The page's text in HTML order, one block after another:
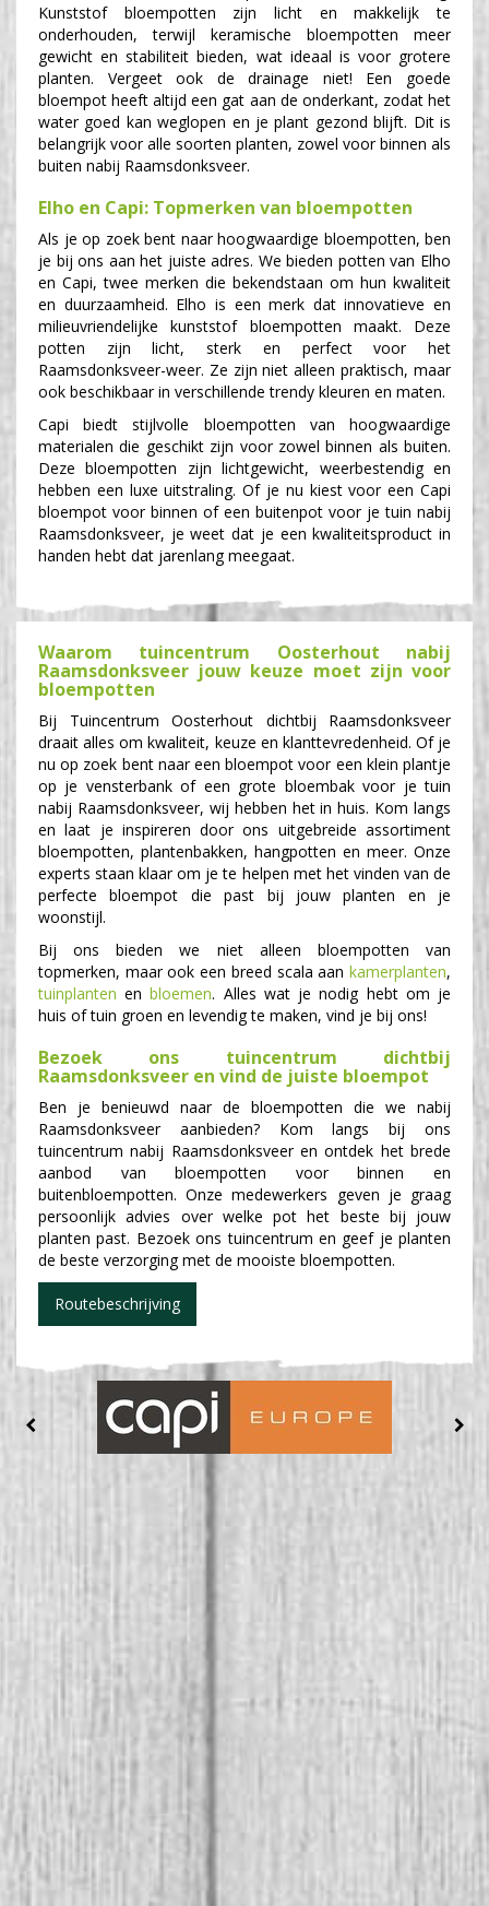
Kunststof bloempotten zijn licht en makkelijk te
onderhouden, terwijl keramische bloempotten meer
gewicht en stabiliteit bieden, wat ideaal is voor grotere
planten. Vergeet ook de drainage niet! Een goede
bloempot heeft altijd een gat aan de onderkant, zodat het
water goed kan weglopen en je plant gezond blijft. Dit is
belangrijk voor alle soorten planten, zowel voor binnen als
buiten nabij Raamsdonksveer.
Elho en Capi: Topmerken van bloempotten
Als je op zoek bent naar hoogwaardige bloempotten, ben
je bij ons aan het juiste adres. We bieden potten van Elho
en Capi, twee merken die bekendstaan om hun kwaliteit
en duurzaamheid. Elho is een merk dat innovatieve en
milieuvriendelijke kunststof bloempotten maakt. Deze
potten zijn licht, sterk en perfect voor het
Raamsdonksveer-weer. Ze zijn niet alleen praktisch, maar
ook beschikbaar in verschillende trendy kleuren en maten.
Capi biedt stijlvolle bloempotten van hoogwaardige
materialen die geschikt zijn voor zowel binnen als buiten.
Deze bloempotten zijn lichtgewicht, weerbestendig en
hebben een luxe uitstraling. Of je nu kiest voor een Capi
bloempot voor binnen of een buitenpot voor je tuin nabij
Raamsdonksveer, je weet dat je een kwaliteitsproduct in
handen hebt dat jarenlang meegaat.
Waarom tuincentrum Oosterhout nabij
Raamsdonksveer jouw keuze moet zijn voor
bloempotten
Bij Tuincentrum Oosterhout dichtbij Raamsdonksveer
draait alles om kwaliteit, keuze en klanttevredenheid. Of je
nu op zoek bent naar een bloempot voor een klein plantje
op je vensterbank of een grote bloembak voor je tuin
nabij Raamsdonksveer, wij hebben het in huis. Kom langs
en laat je inspireren door ons uitgebreide assortiment
bloempotten, plantenbakken, hangpotten en meer. Onze
experts staan klaar om je te helpen met het vinden van de
perfecte bloempot die past bij jouw planten en je
woonstijl.
Bij ons bieden we niet alleen bloempotten van
topmerken, maar ook een breed scala aan kamerplanten,
tuinplanten enbloemen. Alles wat je nodig hebt om je
huis of tuin groen en levendig te maken, vind je bij ons!
Bezoek ons tuincentrum dichtbij
Raamsdonksveer en vind de juiste bloempot
Ben je benieuwd naar de bloempotten die we nabij
Raamsdonksveer aanbieden? Kom langs bij ons
tuincentrum nabij Raamsdonksveer en ontdek het brede
aanbod van bloempotten voor binnen en
buitenbloempotten. Onze medewerkers geven je graag
persoonlijk advies over welke pot het beste bij jouw
planten past. Bezoek ons tuincentrum en geef je planten
de beste verzorging met de mooiste bloempotten.
Routebeschrijving